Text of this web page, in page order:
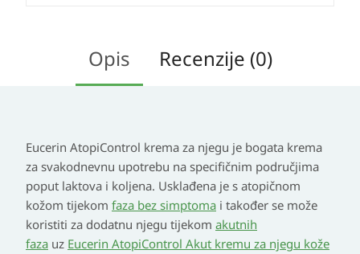
Opis Recenzije (0)
Eucerin AtopiControl krema za njegu je bogata krema
za svakodnevnu upotrebu na specifičnim područjima
poput laktova i koljena. Usklađena je s atopičnom
kožom tijekom faza bez simptoma i također se može
koristiti za dodatnu njegu tijekom akutnih
faza uz Eucerin AtopiControl Akut kremu za njegu kože